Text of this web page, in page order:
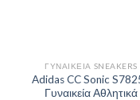
ΓΥΝΑΙΚΕΊΑ SNEAKERS
Adidas CC Sonic
Γυναικεία Αθλητικά